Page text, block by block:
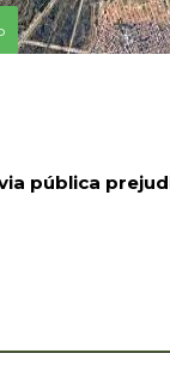
pública